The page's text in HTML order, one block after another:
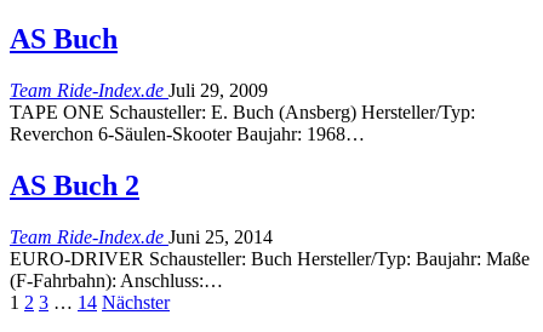
AS Buch
Team Ride-Index.de Juli 29, 2009
TAPE ONE Schausteller: E. Buch (Ansberg) Hersteller/Typ:
Reverchon 6-Säulen-Skooter Baujahr: 1968…
AS Buch 2
Team Ride-Index.de Juni 25, 2014
EURO-DRIVER Schausteller: Buch Hersteller/Typ: Baujahr: Maße
(F-Fahrbahn): Anschluss:…
1 2 3 … 14 Nächster